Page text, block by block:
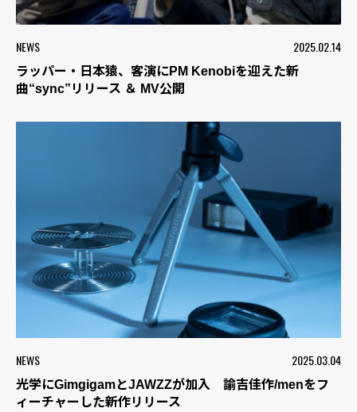
NEWS 2025.02.14
ラッパー・日本猿、客演にPM Kenobiを迎えた新
曲“sync”リリース ＆ MV公開
NEWS 2025.03.04
光学にGimgigamとJAWZZが加入 諭吉佳作/menをフ
ィーチャーした新作リリース